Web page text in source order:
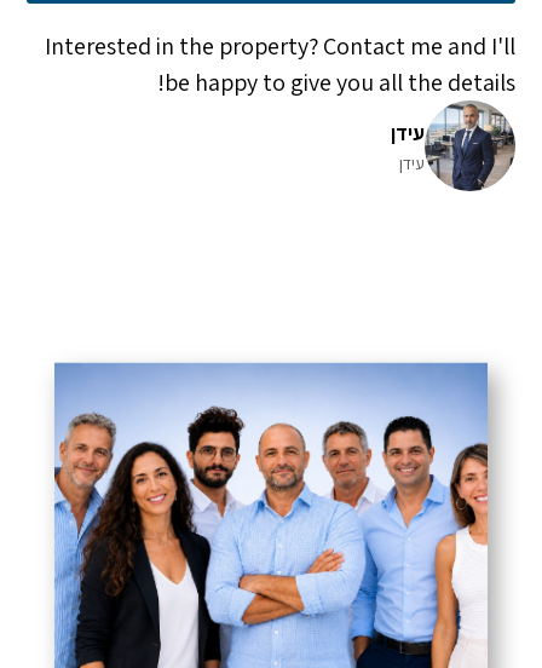
Interested in the property? Contact me and I'll
be happy to give you all the details!
עידן
עידן